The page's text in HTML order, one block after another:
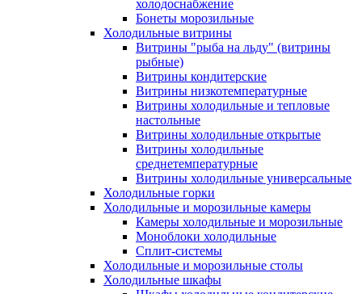
холодоснабжение
Бонеты морозильные
Холодильные витрины
Витрины "рыба на льду" (витрины
рыбные)
Витрины кондитерские
Витрины низкотемпературные
Витрины холодильные и тепловые
настольные
Витрины холодильные открытые
Витрины холодильные
среднетемпературные
Витрины холодильные универсальные
Холодильные горки
Холодильные и морозильные камеры
Камеры холодильные и морозильные
Моноблоки холодильные
Сплит-системы
Холодильные и морозильные столы
Холодильные шкафы